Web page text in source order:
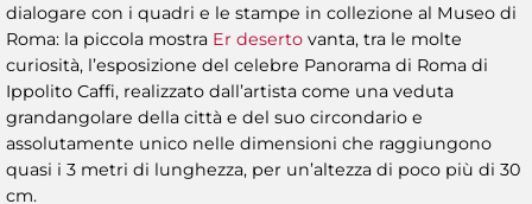
dialogare con i quadri e le stampe in collezione al Museo di
Roma: la piccola mostra Er deserto vanta, tra le molte
curiosità, l’esposizione del celebre Panorama di Roma di
Ippolito Caffi, realizzato dall’artista come una veduta
grandangolare della città e del suo circondario e
assolutamente unico nelle dimensioni che raggiungono
quasi i 3 metri di lunghezza, per un’altezza di poco più di 30
cm.